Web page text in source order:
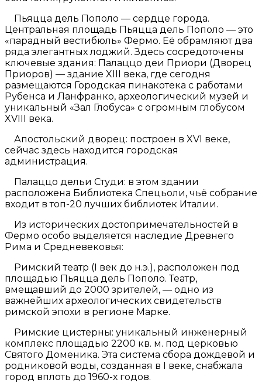
Пьяцца дель Пополо — сердце города.
Центральная площадь Пьяцца дель Пополо — это
«парадный вестибюль» Фермо. Её обрамляют два
ряда элегантных лоджий. Здесь сосредоточены
ключевые здания: Палаццо деи Приори (Дворец
Приоров) — здание XIII века, где сегодня
размещаются Городская пинакотека с работами
Рубенса и Ланфранко, археологический музей и
уникальный «Зал Глобуса» с огромным глобусом
XVIII века.
Апостольский дворец: построен в XVI веке,
сейчас здесь находится городская
администрация.
Палаццо дельи Студи: в этом здании
расположена Библиотека Спецьоли, чьё собрание
входит в топ-20 лучших библиотек Италии.
Из исторических достопримечательностей в
Фермо особо выделяется наследие Древнего
Рима и Средневековья:
Римский театр (I век до н.э.), расположен под
площадью Пьяцца дель Пополо. Театр,
вмещавший до 2000 зрителей, — одно из
важнейших археологических свидетельств
римской эпохи в регионе Марке.
Римские цистерны: уникальный инженерный
комплекс площадью 2200 кв. м. под церковью
Святого Доменика. Эта система сбора дождевой и
родниковой воды, созданная в I веке, снабжала
город вплоть до 1960-х годов.